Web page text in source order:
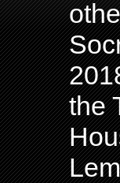
the